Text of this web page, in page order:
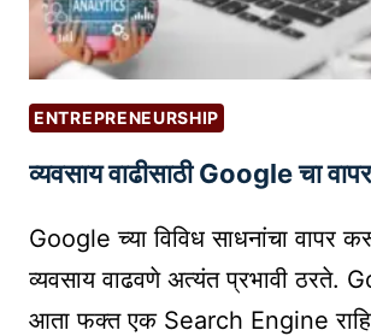
ENTREPRENEURSHIP
व्यवसाय वाढीसाठी Google चा
Google च्या विविध साधनांचा वापर
व्यवसाय वाढवणे अत्यंत प्रभावी ठरते.
आता फक्त एक Search Engine